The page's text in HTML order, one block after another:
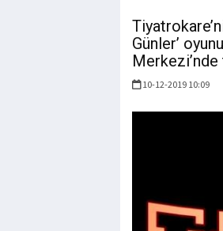
Günler’
10-12-2019 10:09